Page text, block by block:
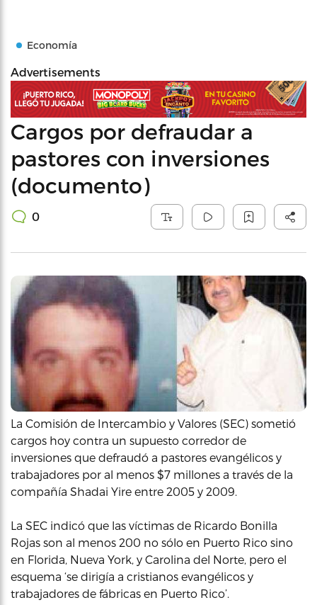
Economía
Advertisements
Cargos por defraudar a
pastores con inversiones
(documento)
0
La Comisión de Intercambio y Valores (SEC) sometió
cargos hoy contra un supuesto corredor de
inversiones que defraudó a pastores evangélicos y
trabajadores por al menos $7 millones a través de la
compañía Shadai Yire entre 2005 y 2009.
La SEC indicó que las víctimas de Ricardo Bonilla
Rojas son al menos 200 no sólo en Puerto Rico sino
en Florida, Nueva York, y Carolina del Norte, pero el
esquema ‘se dirigía a cristianos evangélicos y
trabajadores de fábricas en Puerto Rico’.